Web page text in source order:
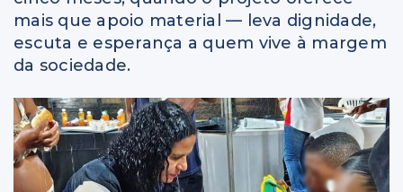
mais que apoio material — leva dignidade,
escuta e esperança a quem vive à margem
da sociedade.